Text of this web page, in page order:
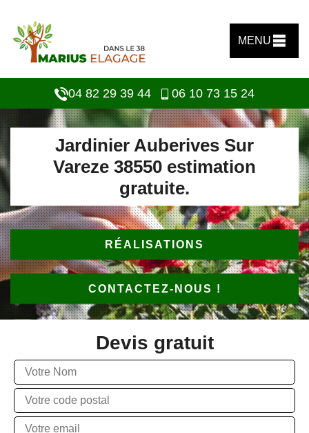
MENU
04 82 29 39 44 06 10 73 15 24
Jardinier Auberives Sur
Vareze 38550 estimation
gratuite.
RÉALISATIONS
CONTACTEZ-NOUS !
Devis gratuit